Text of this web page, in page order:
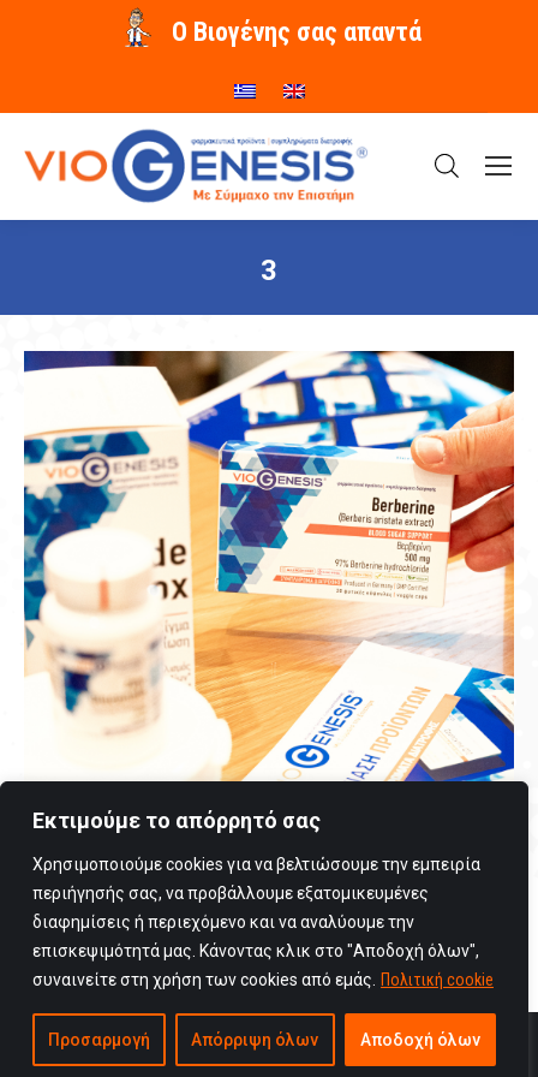
Εκτιμούμε το απόρρητό σας
Χρησιμοποιούμε cookies για να βελτιώσουμε την εμπειρία
περιήγησής σας, να προβάλλουμε εξατομικευμένες
διαφημίσεις ή περιεχόμενο και να αναλύουμε την
επισκεψιμότητά μας. Κάνοντας κλικ στο "Αποδοχή όλων",
συναινείτε στη χρήση των cookies από εμάς.
Πολιτική cookie
Προσαρμογή Απόρριψη όλων Αποδοχή όλων
O Βιογένης σας απαντά
3
Copyright © 2025 Viogenesis / All rights reserved
Όροι Χρήσης